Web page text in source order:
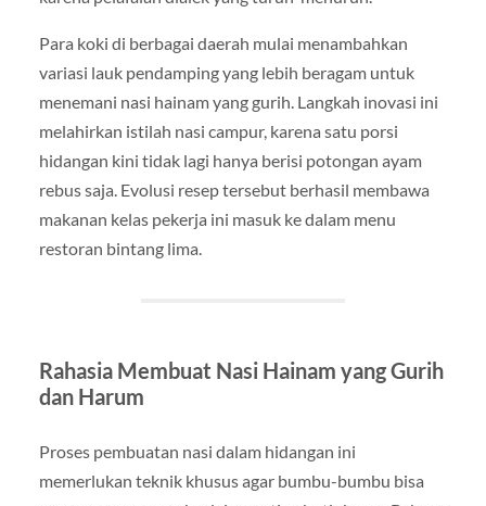
Para koki di berbagai daerah mulai menambahkan
variasi lauk pendamping yang lebih beragam untuk
menemani nasi hainam yang gurih. Langkah inovasi ini
melahirkan istilah nasi campur, karena satu porsi
hidangan kini tidak lagi hanya berisi potongan ayam
rebus saja. Evolusi resep tersebut berhasil membawa
makanan kelas pekerja ini masuk ke dalam menu
restoran bintang lima.
Rahasia Membuat Nasi Hainam yang Gurih
dan Harum
Proses pembuatan nasi dalam hidangan ini
memerlukan teknik khusus agar bumbu-bumbu bisa